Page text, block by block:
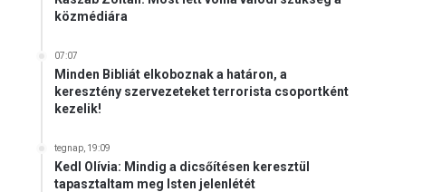
közmédiára
07:07
Minden Bibliát elkoboznak a határon, a
keresztény szervezeteket terrorista csoportként
kezelik!
tegnap, 19:09
Kedl Olívia: Mindig a dicsőítésen keresztül
tapasztaltam meg Isten jelenlétét